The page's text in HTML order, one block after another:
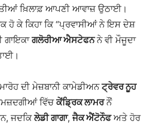
ਖ਼ਿਲਾਫ਼ ਆਪਣੀ ਆਵਾਜ਼ ਉਠਾਈ।
ਹੋ ਕੇ ਕਿਹਾ ਕਿ “ਪ੍ਰਵਾਸੀਆਂ ਨੇ ਇਸ ਦੇਸ਼
ਗਾਇਕਾਗਲੋਰੀਆ ਐਸਟੇਫਨਨੇ ਵੀ ਮੌਜੂਦਾ
ਦੀ ਮੇਜ਼ਬਾਨੀ ਕਾਮੇਡੀਅਨਟ੍ਰੇਵਰ ਨੂਹ
ਵਿੱਚਕੇਂਡ੍ਰਿਕ ਲਾਮਰਨੌਂ
ਜਦਕਿਲੇਡੀ ਗਾਗਾ,ਜੈਕ ਐਂਟੋਨੌਫਅਤੇ ਹੋਰ